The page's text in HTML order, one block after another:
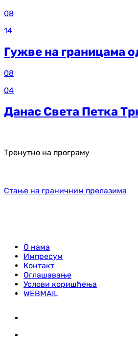
08
14
Гужве на границама
08
04
Данас Света Петка
Тренутно на програму
Стање на граничним прелазима
О нама
Импресум
Контакт
Оглашавање
Услови коришћења
WEBMAIL